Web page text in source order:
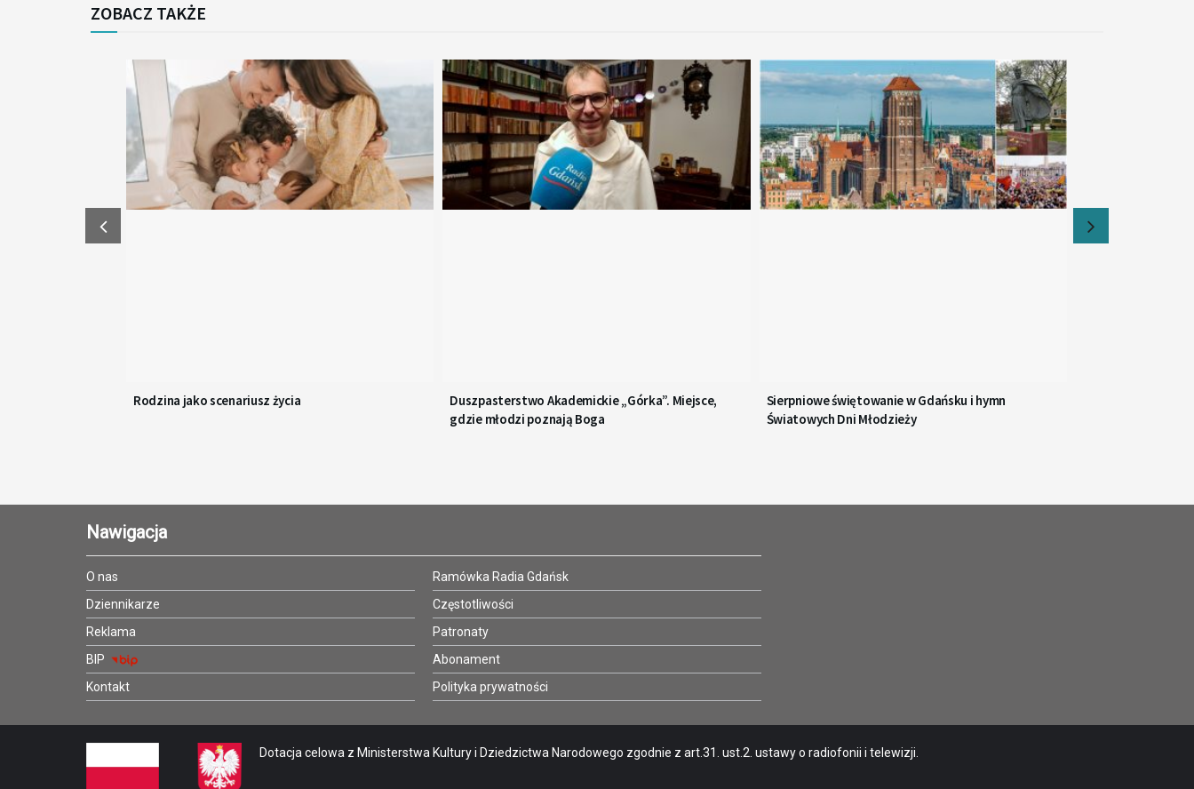
ZOBACZ TAKŻE
Rodzina jako scenariusz życia
Duszpasterstwo Akademickie „Górka”. Miejsce,
gdzie młodzi poznają Boga
Sierpniowe świętowanie w Gdańsku i hymn
Światowych Dni Młodzieży
Nawigacja
O nas
Dziennikarze
Reklama
BIP
Kontakt
Ramówka Radia Gdańsk
Częstotliwości
Patronaty
Abonament
Polityka prywatności
Dotacja celowa z Ministerstwa Kultury i Dziedzictwa Narodowego zgodnie z art.31. ust.2. ustawy o radiofonii i telewizji.